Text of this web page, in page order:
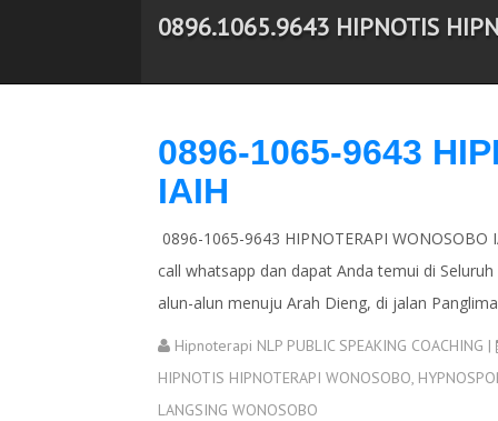
0896.1065.9643 HIPNOTIS
0896-1065-9643
IAIH
0896-1065-9643 HIPNOTERAPI
call whatsapp dan dapat Anda temui di
alun-alun menuju Arah Dieng, di jalan
Hipnoterapi NLP PUBLIC SPEAKING COACHING |
HIPNOTIS HIPNOTERAPI WONOSOBO,
LANGSING WONOSOBO